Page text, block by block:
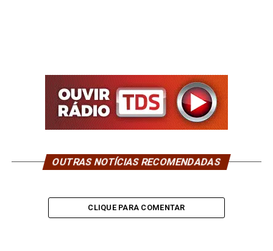
OUTRAS NOTÍCIAS RECOMENDADAS
CLIQUE PARA COMENTAR